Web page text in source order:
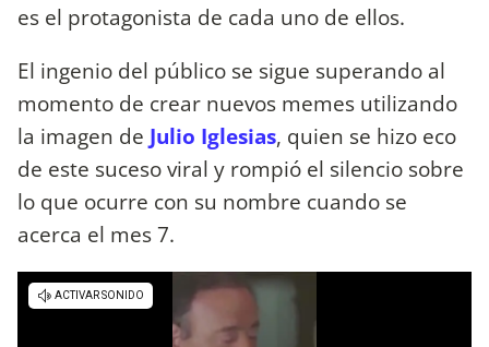
es el protagonista de cada uno de ellos.
El ingenio del público se sigue superando al
momento de crear nuevos memes utilizando
la imagen de Julio Iglesias, quien se hizo eco
de este suceso viral y rompió el silencio sobre
lo que ocurre con su nombre cuando se
acerca el mes 7.